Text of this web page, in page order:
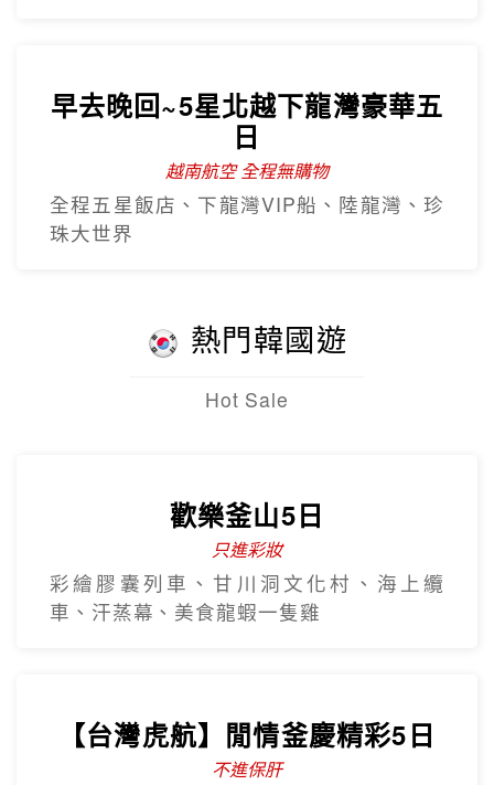
越南全覽~北越.中越.南越全覽9
日
越南航空早去晚回
北越雙龍灣、峴港巴拿山、順化、古芝地
早去晚回~5星北越下龍灣豪華五
日
熱門韓國遊